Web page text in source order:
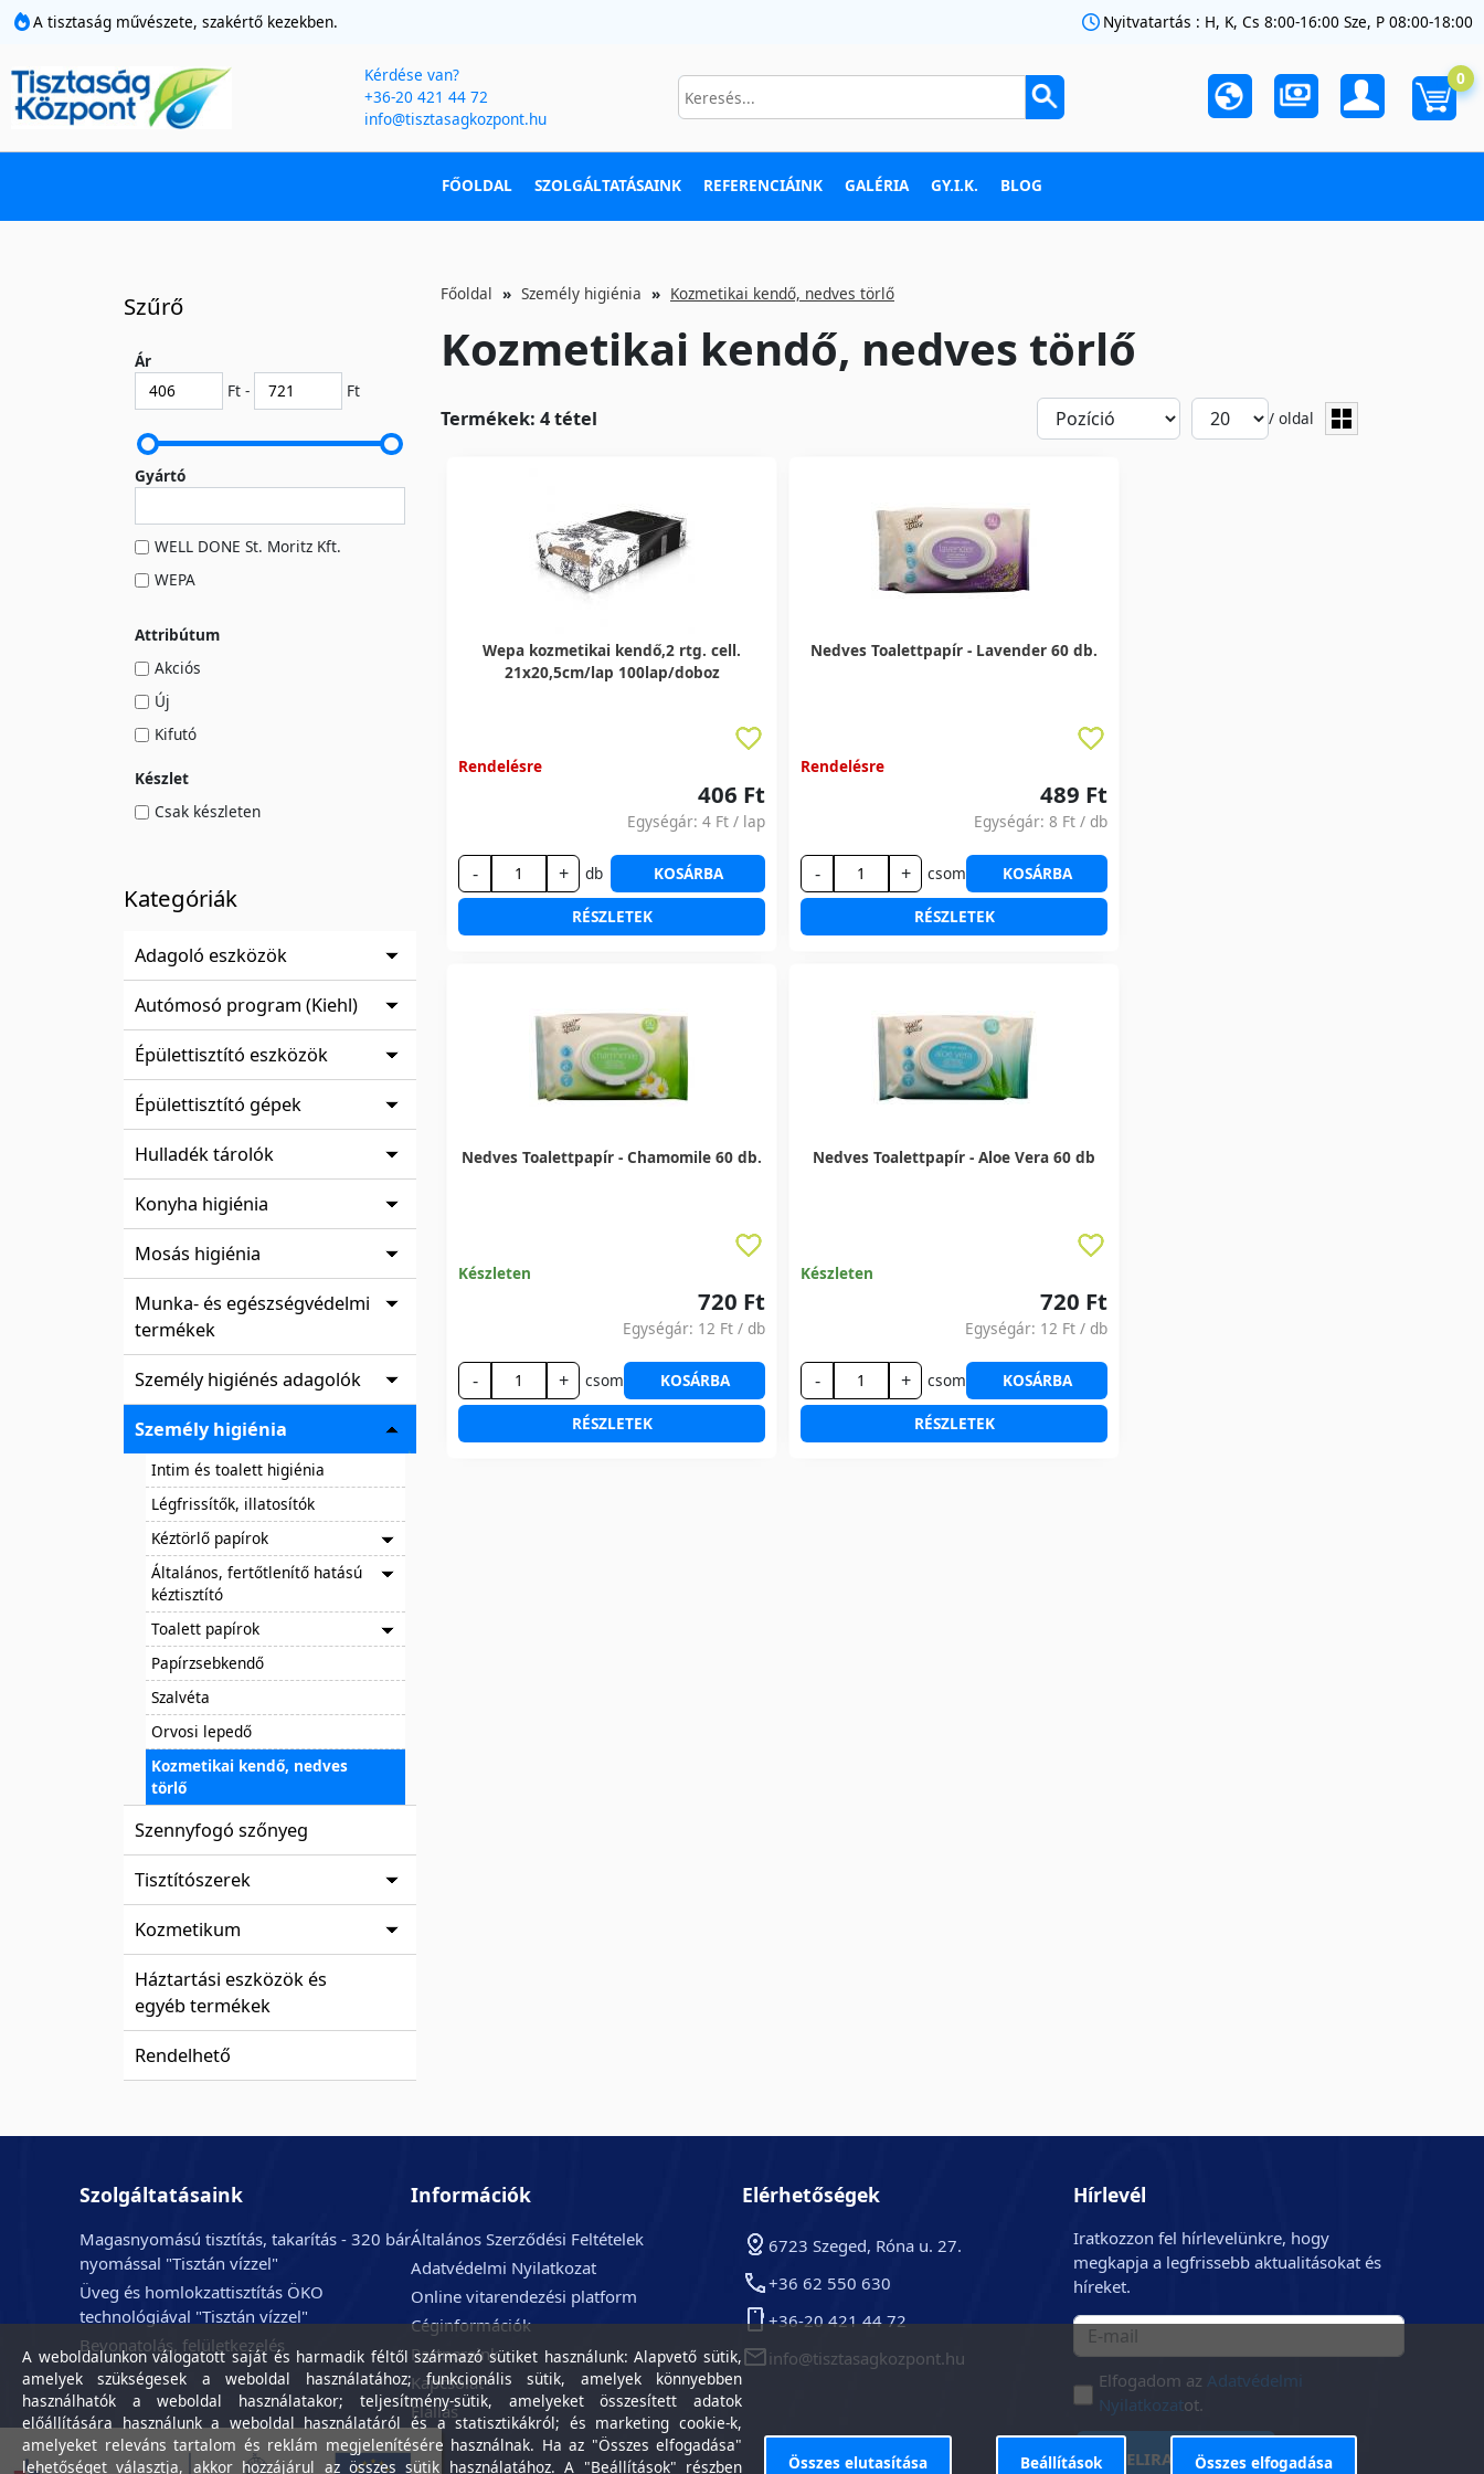
A tisztaság művészete, szakértő kezekben. Nyitvatartás : H, K, Cs 8:00-16:00 Sze, P 08:00-18:00
Kérdése van?
+36-20 421 44 72
info@tisztasagkozpont.hu
0
FŐOLDAL SZOLGÁLTATÁSAINK REFERENCIÁINK GALÉRIA GY.I.K. BLOG
Szűrő
Ár
Ft -
Ft
Gyártó
WELL DONE St. Moritz Kft.
WEPA
Attribútum
Akciós
Új
Kifutó
Készlet
Csak készleten
Kategóriák
Adagoló eszközök
Autómosó program (Kiehl)
Épülettisztító eszközök
Épülettisztító gépek
Hulladék tárolók
Konyha higiénia
Mosás higiénia
Munka- és egészségvédelmi
termékek
Személy higiénés adagolók
Személy higiénia
Intim és toalett higiénia
Légfrissítők, illatosítók
Kéztörlő papírok
Általános, fertőtlenítő hatású
kéztisztító
Toalett papírok
Papírzsebkendő
Szalvéta
Orvosi lepedő
Kozmetikai kendő, nedves
törlő
Szennyfogó szőnyeg
Tisztítószerek
Kozmetikum
Háztartási eszközök és
egyéb termékek
Rendelhető
Főoldal Személy higiénia Kozmetikai kendő, nedves törlő
Kozmetikai kendő, nedves törlő
Termékek: 4 tétel / oldal
Wepa kozmetikai kendő,2 rtg. cell.
21x20,5cm/lap 100lap/doboz
Rendelésre
406 Ft
Egységár: 4 Ft / lap
- + db KOSÁRBA
RÉSZLETEK
Nedves Toalettpapír - Lavender 60 db.
Rendelésre
489 Ft
Egységár: 8 Ft / db
- + csom KOSÁRBA
RÉSZLETEK
Nedves Toalettpapír - Chamomile 60 db.
Készleten
720 Ft
Egységár: 12 Ft / db
- + csom KOSÁRBA
RÉSZLETEK
Nedves Toalettpapír - Aloe Vera 60 db
Készleten
720 Ft
Egységár: 12 Ft / db
- + csom KOSÁRBA
RÉSZLETEK
Szolgáltatásaink
Magasnyomású tisztítás, takarítás - 320 bár
nyomással "Tisztán vízzel"
Üveg és homlokzattisztítás ÖKO
technológiával "Tisztán vízzel"
Bevonatolás, felületkezelés
Információk
Általános Szerződési Feltételek
Adatvédelmi Nyilatkozat
Online vitarendezési platform
Céginformációk
Partnereink
Kapcsolat
Elállás
Elérhetőségek
6723 Szeged, Róna u. 27.
+36 62 550 630
+36-20 421 44 72
info@tisztasagkozpont.hu
Hírlevél
Iratkozzon fel hírlevelünkre, hogy
megkapja a legfrissebb aktualitásokat és
híreket.
Elfogadom azAdatvédelmi
Nyilatkozatot.
FELIRATKOZÁS
A weboldalunkon válogatott saját és harmadik féltől származó sütiket használunk: Alapvető sütik,
amelyek szükségesek a weboldal használatához; funkcionális sütik, amelyek könnyebben
használhatók a weboldal használatakor; teljesítmény-sütik, amelyeket összesített adatok
előállítására használunk a weboldal használatáról és a statisztikákról; és marketing cookie-k,
amelyeket releváns tartalom és reklám megjelenítésére használnak. Ha az "Összes elfogadása"
lehetőséget választja, akkor hozzájárul az összes sütik használatához. A "Beállítások" részben
Összes elutasítása Beállítások Összes elfogadása